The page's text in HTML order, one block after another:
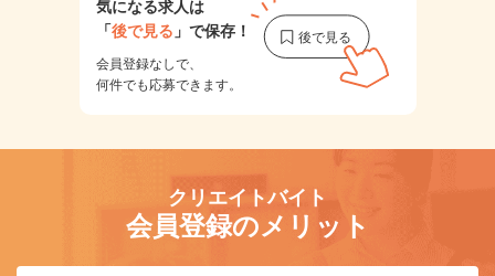
気になる求人は
「後で見る 」で保存！
会員登録なしで、
何件でも応募できます。
クリエイトバイト
会員登録のメリット